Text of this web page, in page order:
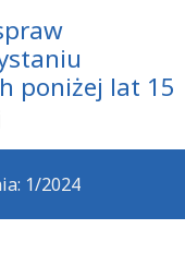
poniżej lat 15
1/2024